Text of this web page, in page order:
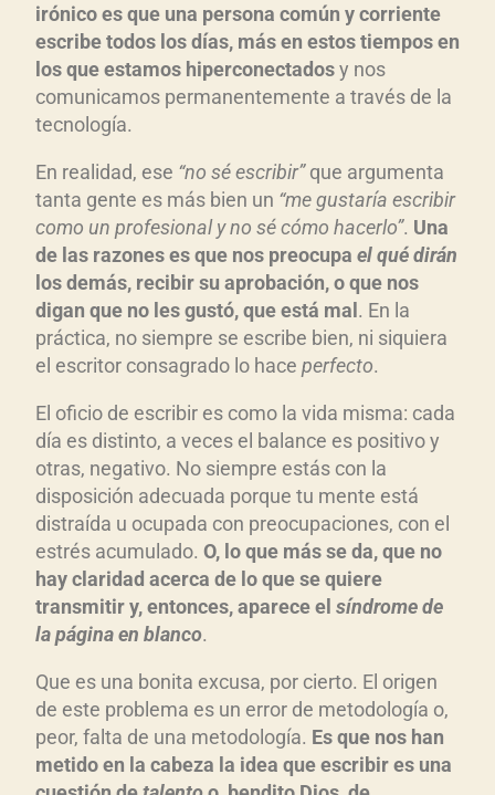
irónico es que una persona común y corriente
escribe todos los días, más en estos tiempos en
los que estamos hiperconectadosy nos
comunicamos permanentemente a través de la
tecnología.
En realidad, ese “no sé escribir”que argumenta
tanta gente es más bien un “me gustaría escribir
como un profesional y no sé cómo hacerlo”. Una
de las razones es que nos preocupa el qué dirán
los demás, recibir su aprobación, o que nos
digan que no les gustó, que está mal. En la
práctica, no siempre se escribe bien, ni siquiera
el escritor consagrado lo hace perfecto.
El oficio de escribir es como la vida misma: cada
día es distinto, a veces el balance es positivo y
otras, negativo. No siempre estás con la
disposición adecuada porque tu mente está
distraída u ocupada con preocupaciones, con el
estrés acumulado. O, lo que más se da, que no
hay claridad acerca de lo que se quiere
transmitir y, entonces, aparece el síndrome de
la página en blanco.
Que es una bonita excusa, por cierto. El origen
de este problema es un error de metodología o,
peor, falta de una metodología. Es que nos han
metido en la cabeza la idea que escribir es una